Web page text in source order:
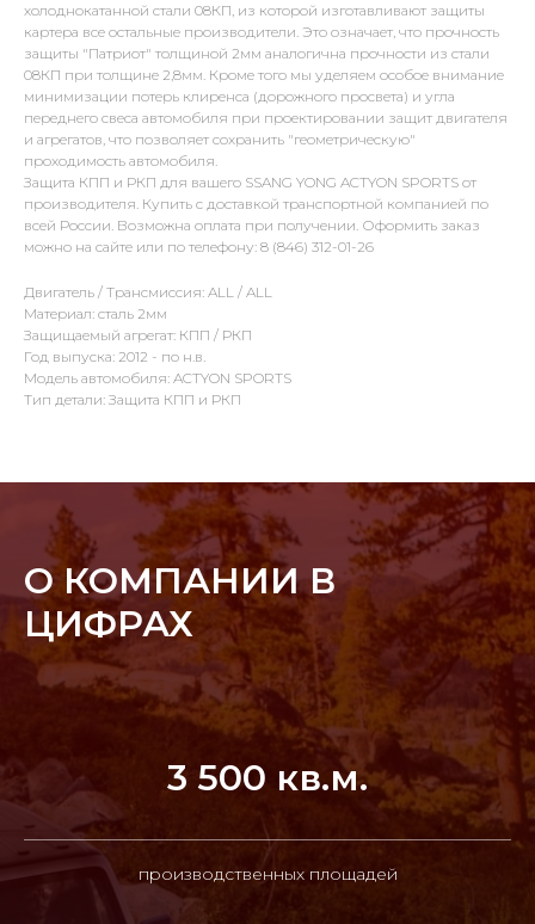
холоднокатанной стали 08КП, из которой изготавливают защиты
картера все остальные производители. Это означает, что прочность
защиты "Патриот" толщиной 2мм аналогична прочности из стали
08КП при толщине 2,8мм. Кроме того мы уделяем особое внимание
минимизации потерь клиренса (дорожного просвета) и угла
переднего свеса автомобиля при проектировании защит двигателя
и агрегатов, что позволяет сохранить "геометрическую"
проходимость автомобиля.
Защита КПП и РКП для вашего SSANG YONG ACTYON SPORTS от
производителя. Купить с доставкой транспортной компанией по
всей России. Возможна оплата при получении. Оформить заказ
можно на сайте или по телефону: 8 (846) 312-01-26
Двигатель / Трансмиссия: ALL / ALL
Материал: сталь 2мм
Защищаемый агрегат: КПП / РКП
Год выпуска: 2012 - по н.в.
Модель автомобиля: ACTYON SPORTS
Тип детали: Защита КПП и РКП
О КОМПАНИИ В
ЦИФРАХ
3 500 кв.м.
производственных площадей